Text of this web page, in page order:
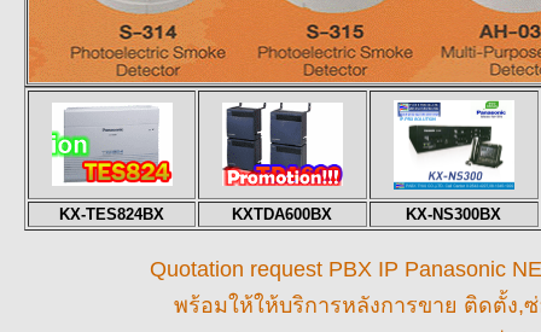
KX-TES824BX KXTDA600BX KX-NS300BX
Quotation request PBX IP Panasonic
พร้อมให้ให้บริการหลังการขาย ติดตั้ง